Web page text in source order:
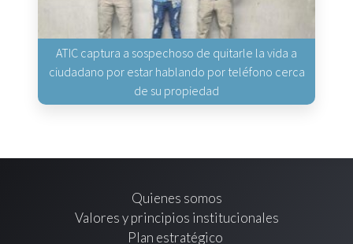
ATIC captura a sospechoso de quitarle la vida a
ciudadano por estar hablando por teléfono cerca
de su propiedad
Quienes somos
Valores y principios institucionales
Plan estratégico